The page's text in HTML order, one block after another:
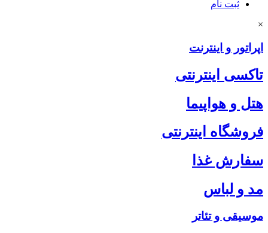
ثبت نام
×
اپراتور و اینترنت
تاکسی اینترنتی
هتل و هواپیما
فروشگاه اینترنتی
سفارش غذا
مد و لباس
موسیقی و تئاتر